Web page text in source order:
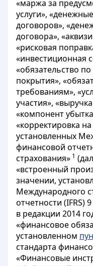
«маржа за
услуги»,
договоров»,
договора»,
«рисковая
«инвестиционная
«обязательство
покрытия»,
требованиям»,
участия»,
«компонент
«корректировка
установленных
финансовой
страхования» 1
«встроенный
значении,
Международного
отчетности (IFRS)
в редакции 2014
«финансовое
установленном
стандарта
«Финансовые